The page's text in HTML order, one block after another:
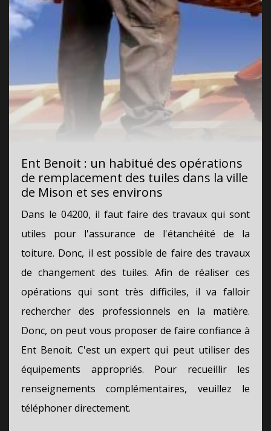
Ent Benoit : un habitué des opérations
de remplacement des tuiles dans la ville
de Mison et ses environs
Dans le 04200, il faut faire des travaux qui sont
utiles pour l'assurance de l'étanchéité de la
toiture. Donc, il est possible de faire des travaux
de changement des tuiles. Afin de réaliser ces
opérations qui sont très difficiles, il va falloir
rechercher des professionnels en la matière.
Donc, on peut vous proposer de faire confiance à
Ent Benoit. C'est un expert qui peut utiliser des
équipements appropriés. Pour recueillir les
renseignements complémentaires, veuillez le
téléphoner directement.